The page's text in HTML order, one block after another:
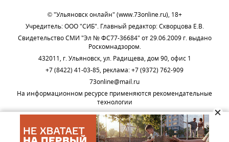
© "Ульяновск онлайн" (www.73online.ru), 18+
Учредитель: ООО "СИБ". Главный редактор: Скворцова Е.В.
Свидетельство СМИ "Эл № ФС77-36684" от 29.06.2009 г. выдано
Роскомнадзором.
432011, г. Ульяновск, ул. Радищева, дом 90, офис 1
+7 (8422) 41-03-85, реклама: +7 (9372) 762-909
73online@mail.ru
На информационном ресурсе применяются рекомендательные
технологии